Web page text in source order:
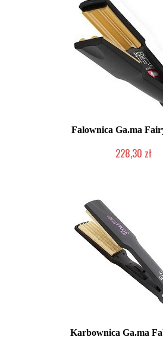
Falownica Ga.ma
228,30 zł
Karbownica Ga.ma